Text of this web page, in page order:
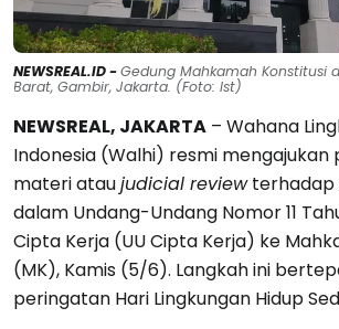
NEWSREAL.ID -Gedung Mahkamah Konstitusi
Barat, Gambir, Jakarta. (Foto: Ist)
NEWSREAL, JAKARTA – Wahana
Indonesia (Walhi) resmi mengajukan
materi ataujudicial reviewterhadap
dalam Undang-Undang Nomor 11
Cipta Kerja (UU Cipta Kerja) ke
(MK), Kamis (5/6). Langkah ini
peringatan Hari Lingkungan Hidup